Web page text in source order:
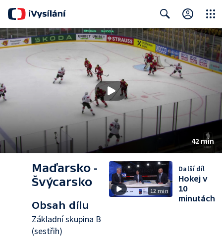
Search Close
42 min
Maďarsko -
Švýcarsko
Obsah dílu
Základní skupina B
(sestřih)
12 min
Další díl
Hokej v
10
minutách